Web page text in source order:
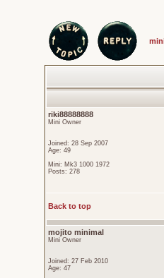
riki88888888
Mini Owner
Joined: 28 Sep 2007
Age: 49
Mini: Mk3 1000 1972
Posts: 278
Back to top
mojito minimal
Mini Owner
Joined: 27 Feb 2010
Age: 47